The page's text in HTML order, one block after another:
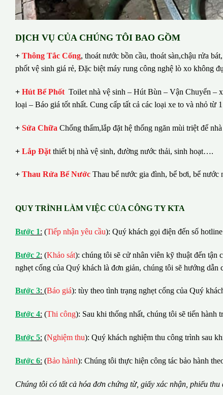
DỊCH VỤ CỦA CHÚNG TÔI BAO GỒM
+ Thông Tắc Cống, thoát nước bồn cầu, thoát sàn,chậu rửa
phốt vệ sinh giá rẻ, Đặc biệt máy rung công nghệ lò xo không
+ Hút Bể Phốt Toilet nhà vệ sinh – Hút Bùn – Vận Chuyển –
loại – Báo giá tốt nhất. Cung cấp tất cả các loại xe to và nhỏ từ
+ Sửa Chữa Chống thấm,lắp đặt hệ thống ngăn mùi triệt để
+ Lắp Đặt thiết bị nhà vệ sinh, đường nước thải, sinh hoạt….
+ Thau Rửa Bể Nước Thau bể nước gia đình, bể bơi, bể
QUY TRÌNH LÀM VIỆC CỦA CÔNG TY KTA
Bước 1: (Tiếp nhận yêu cầu): Quý khách gọi điện đến số
Bước 2: (Khảo sát): chúng tôi sẽ cử nhân viên kỹ thuật đến tận
nghẹt cống của Quý khách là đơn giản, chúng tôi sẽ hướng
Bước 3: (Báo giá): tùy theo tình trạng nghẹt cống của Quý
Bước 4: (Thi công): Sau khi thống nhất, chúng tôi sẽ tiến hành
Bước 5: (Nghiệm thu): Quý khách nghiệm thu công trình sau
Bước 6: (Bảo hành): Chúng tôi thực hiện công tác bảo hành
Chúng tôi có tất cả hóa đơn chứng từ, giấy xác nhận, phiếu thu